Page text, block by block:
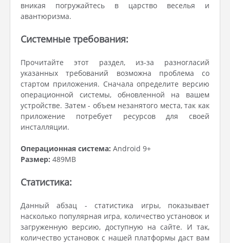
вникая погружайтесь в царство веселья и
авантюризма.
Системные требования:
Прочитайте этот раздел, из-за разногласий
указанных требований возможна проблема со
стартом приложения. Сначала определите версию
операционной системы, обновленной на вашем
устройстве. Затем - объем незанятого места, так как
приложение потребует ресурсов для своей
инсталляции.
Операционная система: Android 9+
Размер: 489MB
Статистика:
Данный абзац - статистика игры, показывает
насколько популярная игра, количество установок и
загруженную версию, доступную на сайте. И так,
количество установок с нашей платформы даст вам